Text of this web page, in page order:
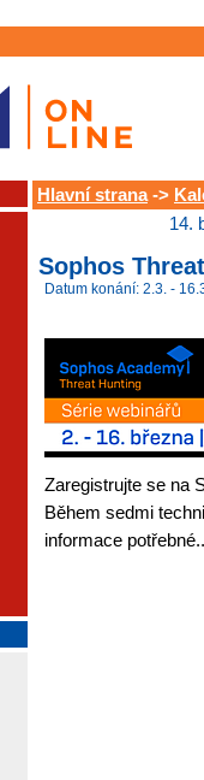
Hlavní strana->
14.
Sophos
Datum konání: 2.3. -
Zaregistrujte se na
Během sedmi
informace